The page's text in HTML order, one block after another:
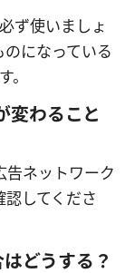
ず使いましょ
になっている
。
変わること
告ネットワーク
してくださ
どうする？